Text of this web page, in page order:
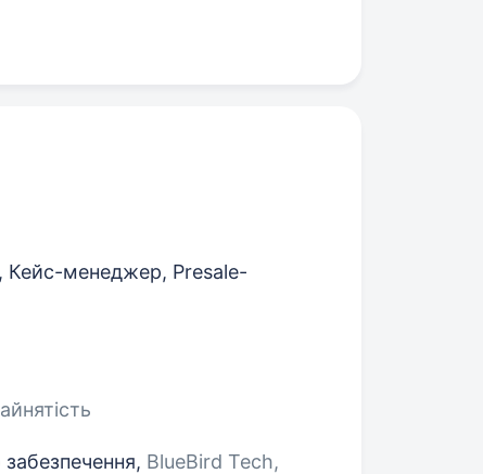
Кейс-менеджер, Presale-
BlueBird Tech,